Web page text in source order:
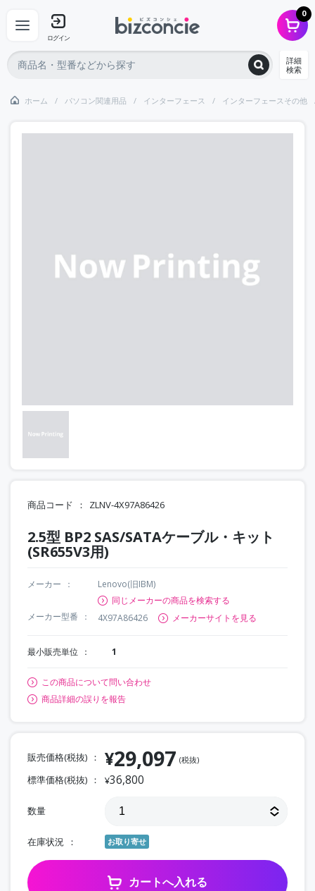
ログイン
0
詳細
検索
ホーム パソコン関連用品 インターフェース インターフェースその他
商品コード ZLNV-4X97A86426
2.5型 BP2 SAS/SATAケーブル・キット
(SR655V3用)
メーカー
Lenovo(旧IBM)
同じメーカーの商品を検索する
メーカー型番
4X97A86426 メーカーサイトを見る
最小販売単位 1
この商品について問い合わせ
商品詳細の誤りを報告
販売価格(税抜) ¥29,097 (税抜)
標準価格(税抜) ¥36,800
数量
在庫状況 お取り寄せ
カートへ入れる